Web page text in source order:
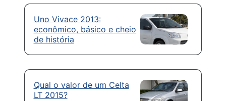
Uno Vivace 2013:
econômico, básico e cheio
de história
Qual o valor de um Celta
LT 2015?